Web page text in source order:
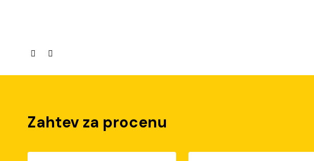
Zahtev za procenu